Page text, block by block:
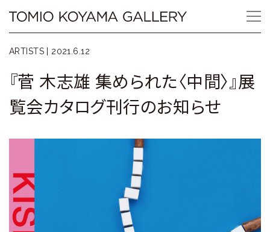
content
Tomio
Koyama
Gallery
小
美
夫
ギ
ARTISTS | 2021.6.12
『菅 木志雄 集められた〈中間〉』展
覧会カタログ刊行のお知らせ